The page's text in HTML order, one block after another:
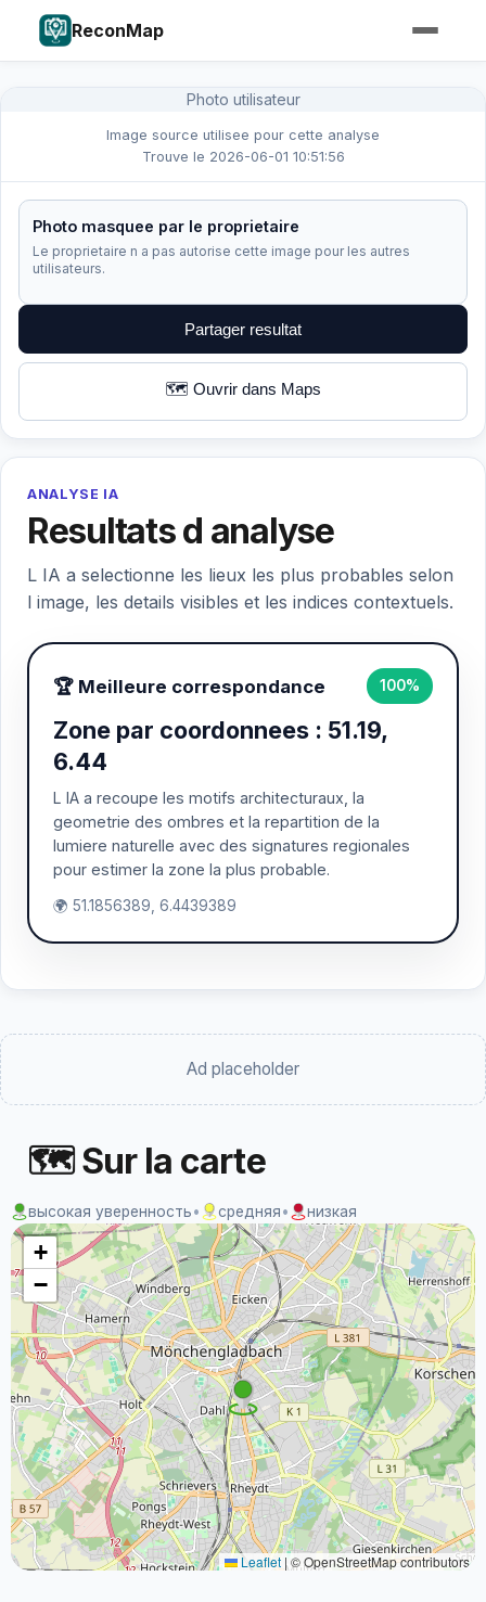
ReconMap
Photo utilisateur
Image source utilisee pour cette analyse
Trouve le 2026-06-01 10:51:56
Photo masquee par le proprietaire
Le proprietaire n a pas autorise cette image pour les autres
utilisateurs.
Partager resultat
🗺️ Ouvrir dans Maps
ANALYSE IA
Resultats d analyse
L IA a selectionne les lieux les plus probables selon
l image, les details visibles et les indices contextuels.
🏆 Meilleure correspondance 100%
Zone par coordonnees : 51.19,
6.44
L IA a recoupe les motifs architecturaux, la
geometrie des ombres et la repartition de la
lumiere naturelle avec des signatures regionales
pour estimer la zone la plus probable.
🌍 51.1856389, 6.4439389
Ad placeholder
🗺 Sur la carte
высокая уверенность• средняя• низкая
+
−
Leaflet |© OpenStreetMap contributors